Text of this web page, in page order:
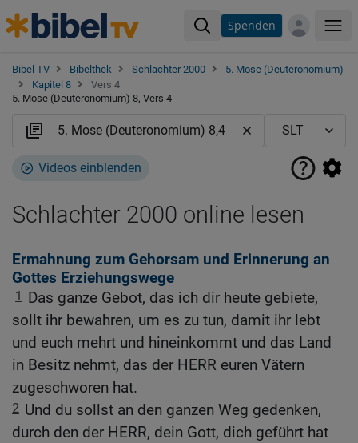
Spenden
Bibel TV Bibelthek Schlachter 2000
5. Mose (Deuteronomium)
Kapitel 8
Vers 4
5. Mose (Deuteronomium) 8, Vers 4
Videos einblenden
Schlachter 2000 online lesen
Ermahnung zum Gehorsam und Erinnerung an
Gottes Erziehungswege
1
Das ganze Gebot, das ich dir heute gebiete,
sollt ihr bewahren, um es zu tun, damit ihr lebt
und euch mehrt und hineinkommt und das Land
in Besitz nehmt, das der HERR euren Vätern
zugeschworen hat.
2 Und du sollst an den ganzen Weg gedenken,
durch den der HERR, dein Gott, dich geführt hat